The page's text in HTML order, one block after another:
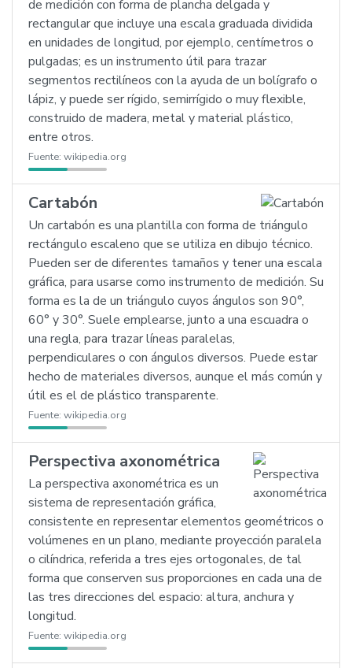
de medición con forma de plancha delgada y
rectangular que incluye una escala graduada dividida
en unidades de longitud, por ejemplo, centímetros o
pulgadas; es un instrumento útil para trazar
segmentos rectilíneos con la ayuda de un bolígrafo o
lápiz, y puede ser rígido, semirrígido o muy flexible,
construido de madera, metal y material plástico,
entre otros.
Fuente: wikipedia.org
Cartabón
Un cartabón es una plantilla con forma de triángulo
rectángulo escaleno que se utiliza en dibujo técnico.
Pueden ser de diferentes tamaños y tener una escala
gráfica, para usarse como instrumento de medición. Su
forma es la de un triángulo cuyos ángulos son 90°,
60° y 30°. Suele emplearse, junto a una escuadra o
una regla, para trazar líneas paralelas,
perpendiculares o con ángulos diversos. Puede estar
hecho de materiales diversos, aunque el más común y
útil es el de plástico transparente.
Fuente: wikipedia.org
Perspectiva axonométrica
La perspectiva axonométrica es un
sistema de representación gráfica,
consistente en representar elementos geométricos o
volúmenes en un plano, mediante proyección paralela
o cilíndrica, referida a tres ejes ortogonales, de tal
forma que conserven sus proporciones en cada una de
las tres direcciones del espacio: altura, anchura y
longitud.
Fuente: wikipedia.org